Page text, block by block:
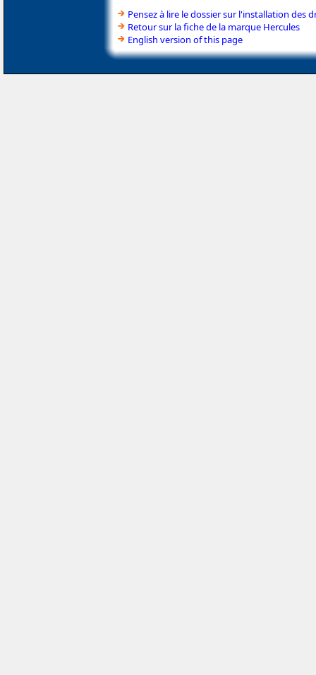
Pensez à lire le dossier sur l'installation des
Retour sur la fiche de la marque Hercules
English version of this page